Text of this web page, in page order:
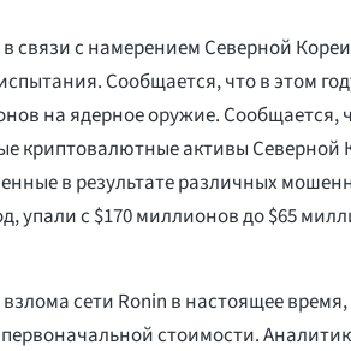
связи с намерением Северной Кореи
Сообщается, что в этом
на ядерное оружие. Сообщается,
криптовалютные активы Северной
в результате различных
упали с $170 миллионов до $65
сети Ronin в настоящее
стоимости.